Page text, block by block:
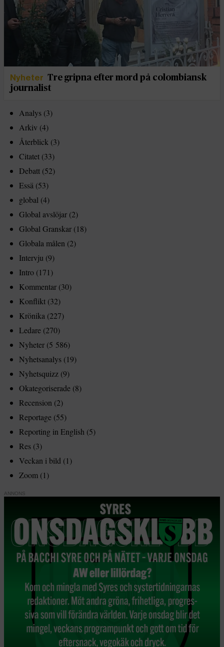
Nyheter Tre gripna efter mord på colombiansk
journalist
Analys (3)
Arkiv (4)
Återblick (3)
Citatet (33)
Debatt (52)
Essä (53)
global (4)
Global avslöjar (2)
Global Granskar (18)
Globala målen (2)
Intervju (9)
Intro (171)
Kommentar (30)
Konflikt (32)
Krönika (227)
Ledare (270)
Nyheter (5 586)
Nyhetsanalys (19)
Nyhetsquizz (9)
Okategoriserade (8)
Recension (2)
Reportage (55)
Reporting in English (5)
Res (3)
Veckan i bild (1)
Zoom (1)
ANNONS